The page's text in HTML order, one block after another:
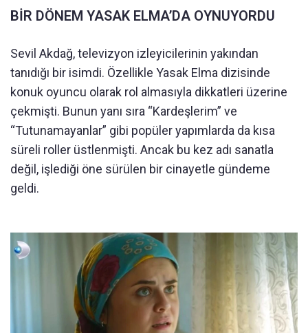
BİR DÖNEM YASAK ELMA’DA OYNUYORDU
Sevil Akdağ, televizyon izleyicilerinin yakından
tanıdığı bir isimdi. Özellikle Yasak Elma dizisinde
konuk oyuncu olarak rol almasıyla dikkatleri üzerine
çekmişti. Bunun yanı sıra “Kardeşlerim” ve
“Tutunamayanlar” gibi popüler yapımlarda da kısa
süreli roller üstlenmişti. Ancak bu kez adı sanatla
değil, işlediği öne sürülen bir cinayetle gündeme
geldi.